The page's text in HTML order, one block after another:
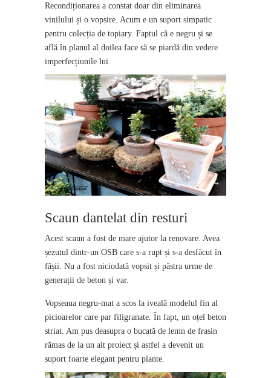
Recondiționarea a constat doar din eliminarea
vinilului și o vopsire. Acum e un suport simpatic
pentru colecția de topiary. Faptul că e negru și se
află în planul al doilea face să se piardă din vedere
imperfecțiunile lui.
Scaun dantelat din resturi
Acest scaun a fost de mare ajutor la renovare. Avea
șezutul dintr-un OSB care s-a rupt și s-a desfăcut în
fâșii. Nu a fost niciodată vopsit și păstra urme de
generații de beton și var.
Vopseaua negru-mat a scos la iveală modelul fin al
picioarelor care par filigranate. În fapt, un oțel beton
striat. Am pus deasupra o bucată de lemn de frasin
rămas de la un alt proiect și astfel a devenit un
suport foarte elegant pentru plante.